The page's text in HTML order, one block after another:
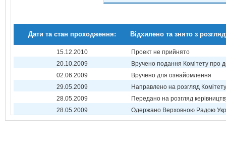
Дати та стан проходження: Відхилено та знято з
15.12.2010
Проект не прийнято
20.10.2009
Вручено подання Комітету про
02.06.2009
Вручено для ознайомлення
29.05.2009
Направлено на розгляд Комітету
28.05.2009
Передано на розгляд
28.05.2009
Одержано Верховною Радою